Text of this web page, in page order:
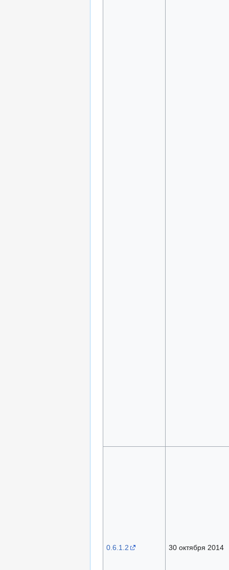
0.6.1.2 30 октября 2014